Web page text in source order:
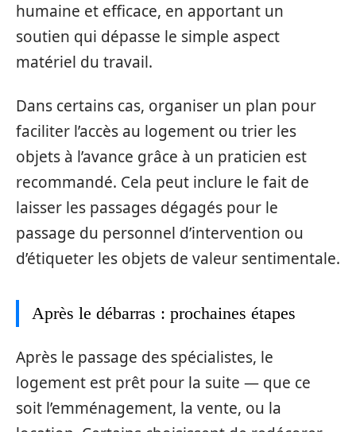
humaine et efficace, en apportant un
soutien qui dépasse le simple aspect
matériel du travail.
Dans certains cas, organiser un plan pour
faciliter l’accès au logement ou trier les
objets à l’avance grâce à un praticien est
recommandé. Cela peut inclure le fait de
laisser les passages dégagés pour le
passage du personnel d’intervention ou
d’étiqueter les objets de valeur sentimentale.
Après le débarras : prochaines étapes
Après le passage des spécialistes, le
logement est prêt pour la suite — que ce
soit l’emménagement, la vente, ou la